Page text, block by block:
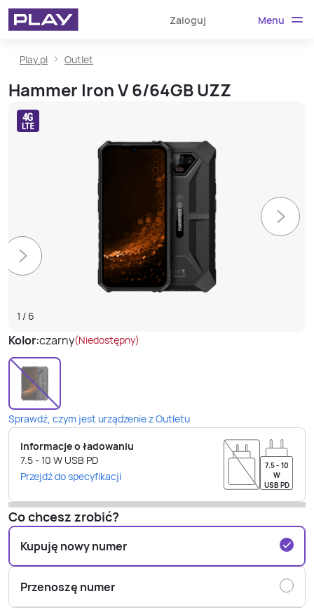
Zaloguj Menu
Play.pl Outlet
Hammer Iron V 6/64GB UZZ
1 / 6
Kolor:czarny(Niedostępny)
Sprawdź, czym jest urządzenie z Outletu
Informacje o ładowaniu
7.5 - 10 W USB PD
Przejdź do specyfikacji
7.5 - 10
W
USB PD
Co chcesz zrobić?
Kupuję nowy numer
Przenoszę numer